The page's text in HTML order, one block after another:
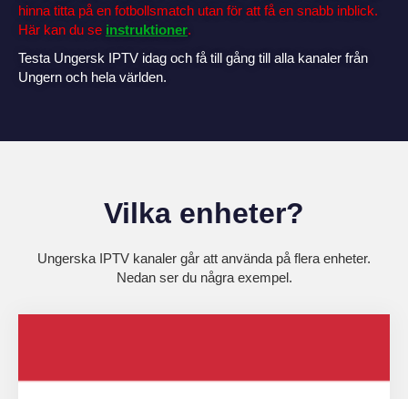
hinna titta på en fotbollsmatch utan för att få en snabb inblick.
Här kan du se instruktioner.
Testa Ungersk IPTV idag och få till gång till alla kanaler från
Ungern och hela världen.
Vilka enheter?
Ungerska IPTV kanaler går att använda på flera enheter.
Nedan ser du några exempel.